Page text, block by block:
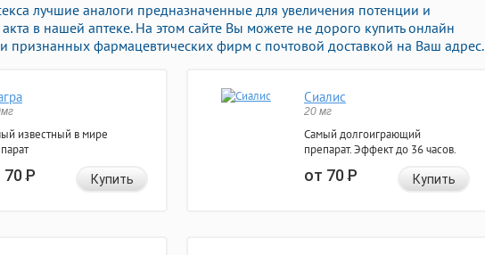
лучшие аналоги предназначенные для увеличения потенции и
в нашей аптеке. На этом сайте Вы можете не дорого купить онлайн
признанных фармацевтических фирм с почтовой доставкой на Ваш адрес.
известный в мире
70Р Купить
Сиалис
20 мг
Самый долгоиграющий
препарат. Эффект до 36 часов.
от 70Р Купить